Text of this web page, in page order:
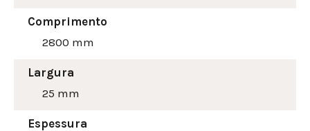
Comprimento
2800 mm
Largura
25 mm
Espessura